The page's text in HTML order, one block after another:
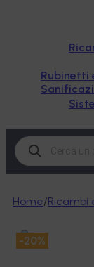
Rubinetti
Products
search
Home/Ricambi
-20%